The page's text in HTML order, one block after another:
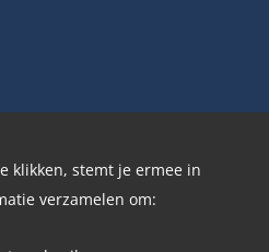
klikken, stemt je ermee in
verzamelen om: